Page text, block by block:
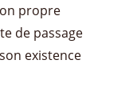
propre
de passage
existence